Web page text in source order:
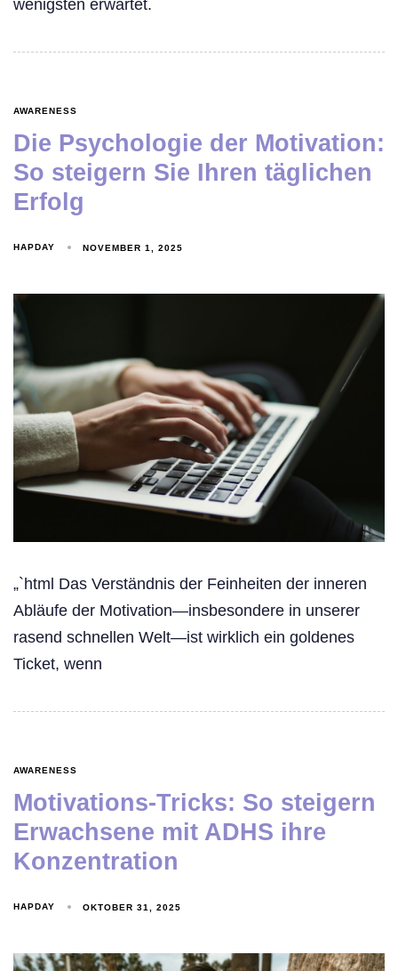
wenigsten erwartet.
AWARENESS
Die Psychologie der Motivation:
So steigern Sie Ihren täglichen
Erfolg
HAPDAY NOVEMBER 1, 2025
„`html Das Verständnis der Feinheiten der inneren
Abläufe der Motivation—insbesondere in unserer
rasend schnellen Welt—ist wirklich ein goldenes
Ticket, wenn
AWARENESS
Motivations-Tricks: So steigern
Erwachsene mit ADHS ihre
Konzentration
HAPDAY OKTOBER 31, 2025